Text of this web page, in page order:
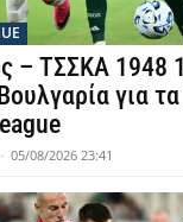
– ΤΣΣΚΑ 1948
για
- 05/08/2026 23:41